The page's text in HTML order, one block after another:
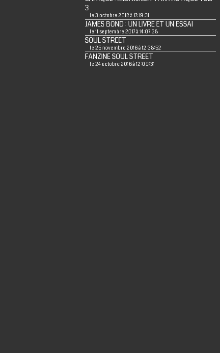
3
le 3 octobre 2018 à 17:19:31
JAMES BOND : UN LIVRE ET UN ESSAI
le 11 septembre 2017 à 14:07:38
SOUL STREET
le 25 novembre 2016 à 12:38:52
FANZINE SOUL STREET
le 24 octobre 2016 à 12:09:31